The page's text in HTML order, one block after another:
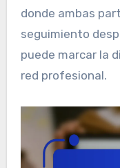
donde ambas
seguimiento
puede marcar la
red profesional.